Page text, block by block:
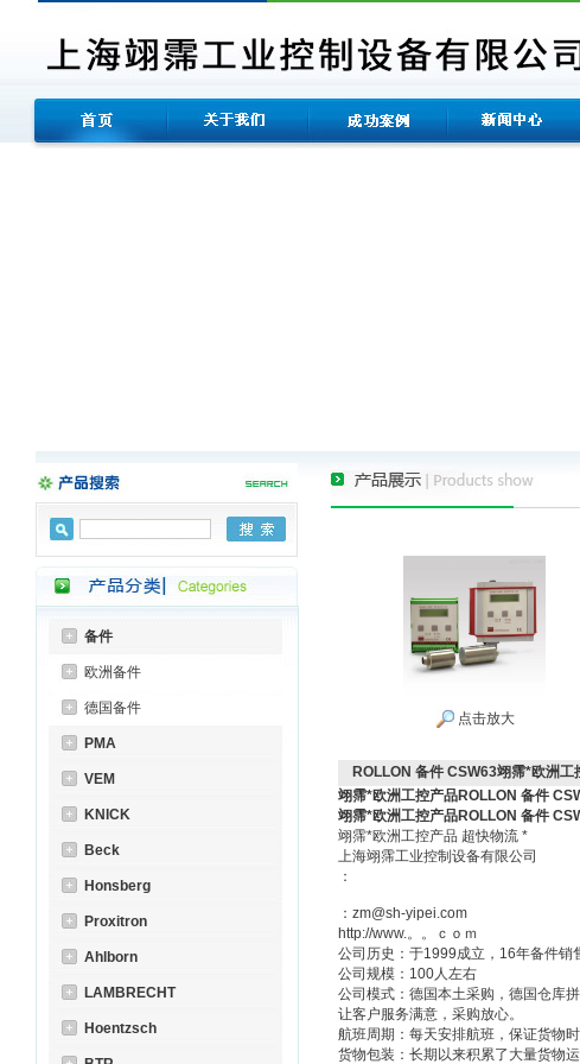
备件
欧洲备件
德国备件
PMA
VEM
KNICK
Beck
Honsberg
Proxitron
Ahlborn
LAMBRECHT
Hoentzsch
点击放大
ROLLON 备件 CSW63翊霈*欧洲
翊霈*欧洲工控产品ROLLON 备件
翊霈*欧洲工控产品ROLLON 备件
翊霈*欧洲工控产品 超快物流 *
上海翊霈工业控制设备有限公司
：
：zm@sh-yipei.com
http://www.。。ｃｏｍ
公司历史：于1999成立，16年备件销
公司规模：100人左右
公司模式：德国本土采购，德国仓库
让客户服务满意，采购放心。
航班周期：每天安排航班，保证货物时
货物包装：长期以来积累了大量货物